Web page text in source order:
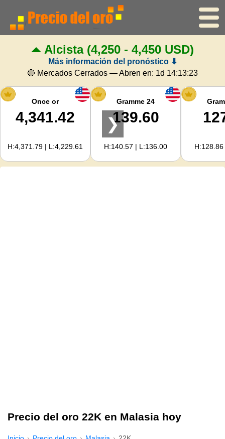
Inicio
Precio del oro
Precio de la plata
Calculadora de oro
Para Webmasters
Alcista(4,250 - 4,450 USD)
Más información del pronóstico ⬇
🔴 Mercados Cerrados — Abren en: 1d 14:13:23
Once or
4,341.42
H:4,371.79 | L:4,229.61
Gramme 24
139.60
H:140.57 | L:136.00
❯
Precio del oro 22K en Malasia hoy